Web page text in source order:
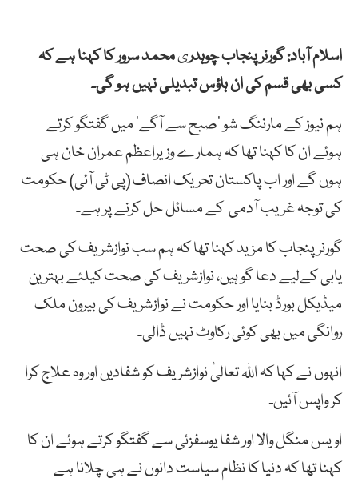
اسلام آباد: گورنر پنجاب چوہدریمحمد سرور کا کہنا ہے کہ
کسی بھی قسم کی ان ہاؤس تبدیلی نہیں ہو گی۔
ہم نیوز کے مارننگ شو ’صبح سے آگے‘ میں گفتگو کرتے
ہوئے ان کا کہنا تھا کہ ہمارے وزیراعظم عمران خان ہی
ہوں گے اور اب پاکستان تحریک انصاف (پی ٹی آئی) حکومت
کی توجہ غریب آدمی کے مسائل حل کرنے پر ہے۔
گورنر پنجاب کا مزید کہنا تھا کہ ہم سب نوازشریف کی صحت
یابی کےلیے دعا گو ہیں، نوازشریف کی صحت کیلئے بہترین
میڈیکل بورڈ بنایا اور حکومت نے نوازشریف کی بیرون ملک
روانگی میں بھی کوئی رکاوٹ نہیں ڈالی۔
انہوں نے کہا کہ اللہ تعالیٰ نوازشریف کو شفادیں اور وہ علاج کرا
کر واپس آئیں۔
اویس منگل والا اور شفا یوسفزئی سے گفتگو کرتے ہوئے ان کا
کہنا تھا کہ دنیا کا نظام سیاست دانوں نے ہی چلانا ہے